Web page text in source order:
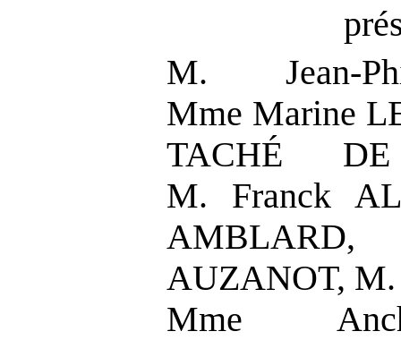
M. Jean-
Mme Marine
TACHÉ
M. Franck
AUZANOT,
Mme